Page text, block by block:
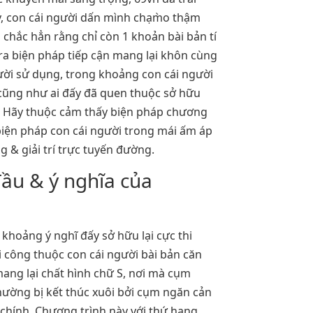
con cái người dấn mình chạm̀o thậm
hẳn rằng chỉ còn 1 khoản bài bản tí
biện pháp tiếp cận mang lại khôn cùng
sử dụng, trong khoảng con cái người
như ai đấy đã quen thuộc sở hữu
thuộc cảm thấy biện pháp chương
pháp con cái người trong mái ấm áp
& giải trí trực tuyến đường.
& ý nghĩa của
ý nghĩ đấy sở hữu lại cực thi
thuộc con cái người bài bản căn
lại chất hình chữ S, nơi mà cụm
bị kết thúc xuôi bởi cụm ngăn cản